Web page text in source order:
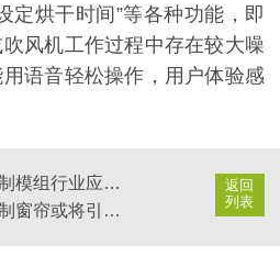
定烘干时间”等各种功能，即
风机工作过程中存在较大噪
语音轻松操作，用户体验感
返回
列表
离线语音识别控制模组行业应用五大特点之“智”
离线语音模块控制窗帘或将引爆智能家居单品市场？